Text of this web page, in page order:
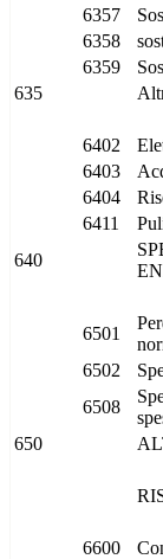
6357
6358
6359
635
6402
6403
6404
6411
640
6501
6502
6508
650
6600